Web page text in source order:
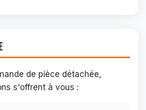
de pièce détachée,
s'offrent à vous :